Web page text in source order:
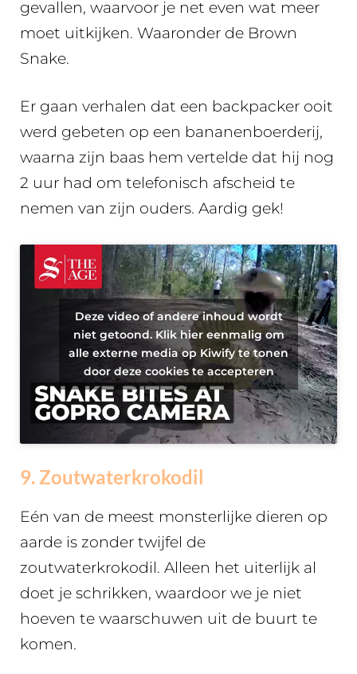
gevallen, waarvoor je net even wat meer
moet uitkijken. Waaronder de Brown
Snake.
Er gaan verhalen dat een backpacker ooit
werd gebeten op een bananenboerderij,
waarna zijn baas hem vertelde dat hij nog
2 uur had om telefonisch afscheid te
nemen van zijn ouders. Aardig gek!
Deze video of andere inhoud wordt
niet getoond. Klik hier eenmalig om
alle externe media op Kiwify te tonen
door deze cookies te accepteren
9. Zoutwaterkrokodil
Eén van de meest monsterlijke dieren op
aarde is zonder twijfel de
zoutwaterkrokodil. Alleen het uiterlijk al
doet je schrikken, waardoor we je niet
hoeven te waarschuwen uit de buurt te
komen.